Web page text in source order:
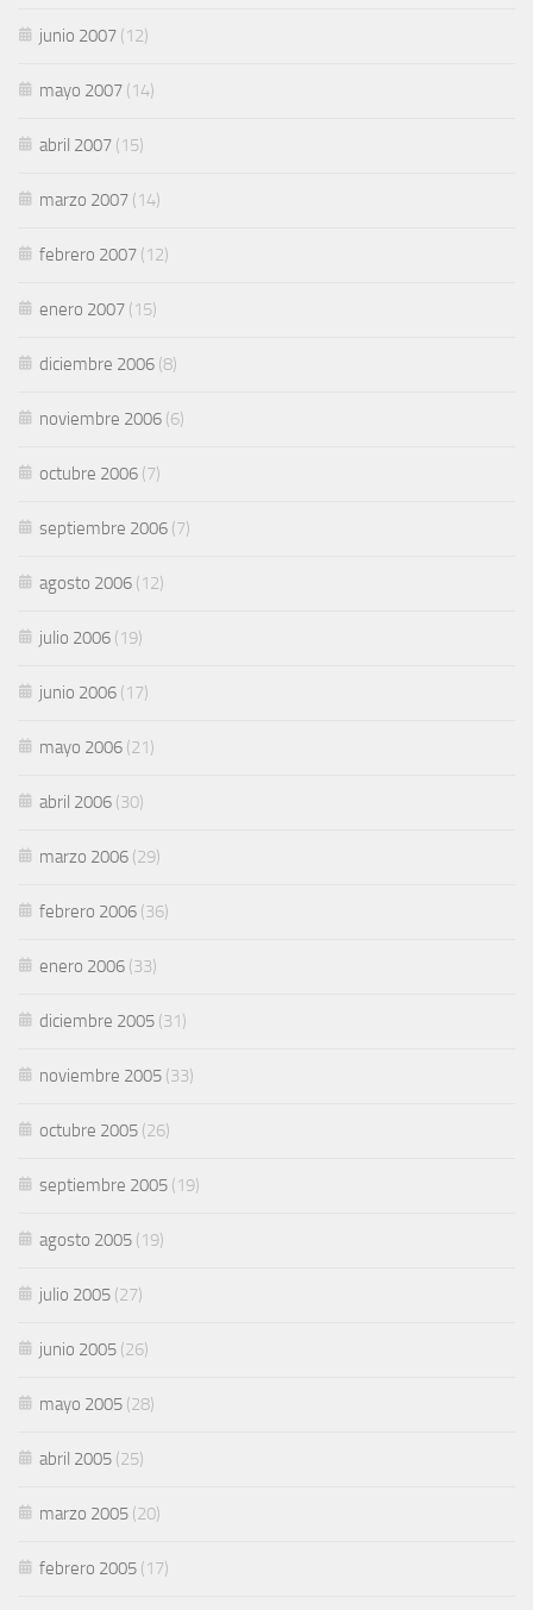
junio 2007 (12)
mayo 2007 (14)
abril 2007 (15)
marzo 2007 (14)
febrero 2007 (12)
enero 2007 (15)
diciembre 2006 (8)
noviembre 2006 (6)
octubre 2006 (7)
septiembre 2006 (7)
agosto 2006 (12)
julio 2006 (19)
junio 2006 (17)
mayo 2006 (21)
abril 2006 (30)
marzo 2006 (29)
febrero 2006 (36)
enero 2006 (33)
diciembre 2005 (31)
noviembre 2005 (33)
octubre 2005 (26)
septiembre 2005 (19)
agosto 2005 (19)
julio 2005 (27)
junio 2005 (26)
mayo 2005 (28)
abril 2005 (25)
marzo 2005 (20)
febrero 2005 (17)